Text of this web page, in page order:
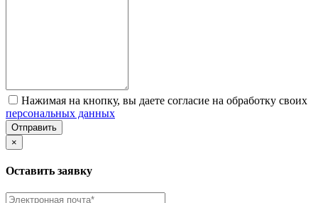
Нажимая на кнопку, вы даете согласие на обработку своих
персональных данных
Отправить
×
Оставить заявку